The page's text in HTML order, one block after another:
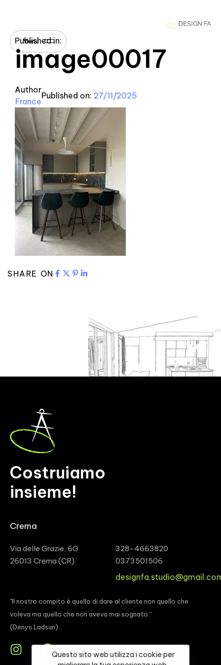
Menu
Published in:
image00017
Author
France
Published on: 27/11/2025
SHARE ON
Costruiamo
insieme!
Crema
Via delle Grazie, 6G
26013 Crema (CR)
328-4663820
0373501506
"Il nostro compito è quello di dare al cliente non quello che
voleva ma quello che non aveva mai sognato.“
(Denys Ladsun)
Questo sito web utilizza i cookie per